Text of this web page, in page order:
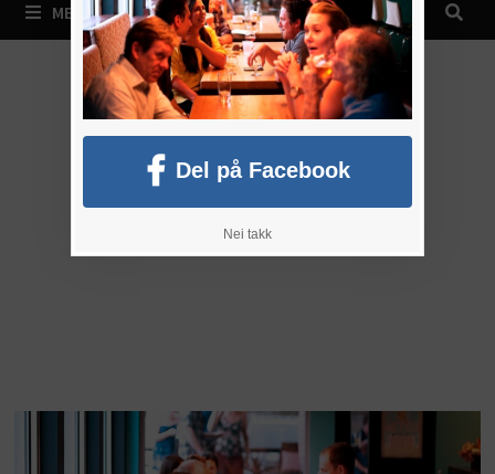
MENY
Del på Facebook
Nei takk